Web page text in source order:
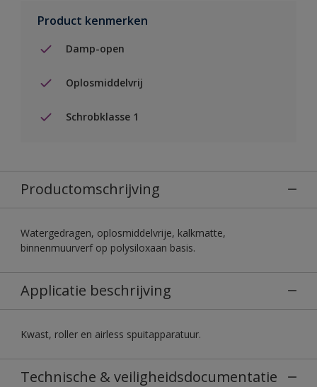
Product kenmerken
Damp-open
Oplosmiddelvrij
Schrobklasse 1
Productomschrijving
Watergedragen, oplosmiddelvrije, kalkmatte,
binnenmuurverf op polysiloxaan basis.
Applicatie beschrijving
Kwast, roller en airless spuitapparatuur.
Technische & veiligheidsdocumentatie